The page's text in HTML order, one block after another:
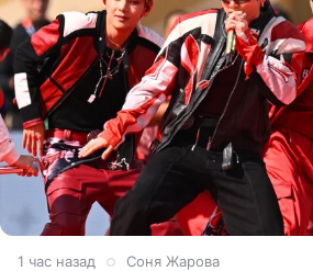
1 час назад Соня Жарова